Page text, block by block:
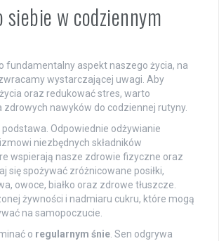
siebie w codziennym
fundamentalny aspekt naszego życia, na
wystarczającej uwagi. Aby
oraz redukować stres, warto
zdrowych nawyków do codziennej rutyny.
podstawa. Odpowiednie odżywianie
niezbędnych składników
wspierają nasze zdrowie fizyczne oraz
się spożywać zróżnicowane posiłki,
owoce, białko oraz zdrowe tłuszcze.
żywności i nadmiaru cukru, które mogą
na samopoczucie.
o regularnym śnie . Sen odgrywa